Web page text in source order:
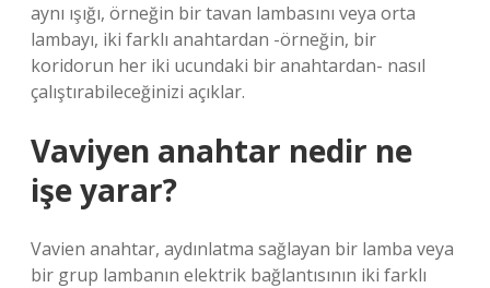
aynı ışığı, örneğin bir tavan lambasını veya orta
lambayı, iki farklı anahtardan -örneğin, bir
koridorun her iki ucundaki bir anahtardan- nasıl
çalıştırabileceğinizi açıklar.
Vaviyen anahtar nedir ne
işe yarar?
Vavien anahtar, aydınlatma sağlayan bir lamba veya
bir grup lambanın elektrik bağlantısının iki farklı